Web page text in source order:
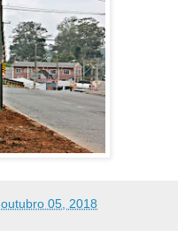
outubro 05, 2018